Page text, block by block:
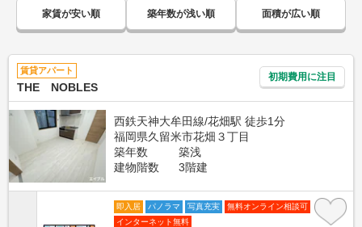
家賃が安い順 築年数が浅い順 面積が広い順
賃貸アパート
THE NOBLES
初期費用に注目
西鉄天神大牟田線/花畑駅 徒歩1分
福岡県久留米市花畑３丁目
築年数
築浅
建物階数
3階建
即入居 パノラマ 写真充実
無料オンライン相談可
インターネット無料